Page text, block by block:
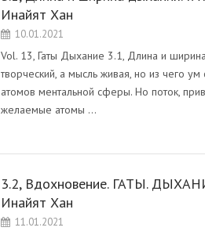
Инайят Хан
10.01.2021
Vol. 13, Гаты Дыхание 3.1, Длина и
творческий, а мысль живая, но из чего
атомов ментальной сферы. Но поток,
желаемые атомы …
3.2, Вдохновение. ГАТЫ.
Инайят Хан
11.01.2021